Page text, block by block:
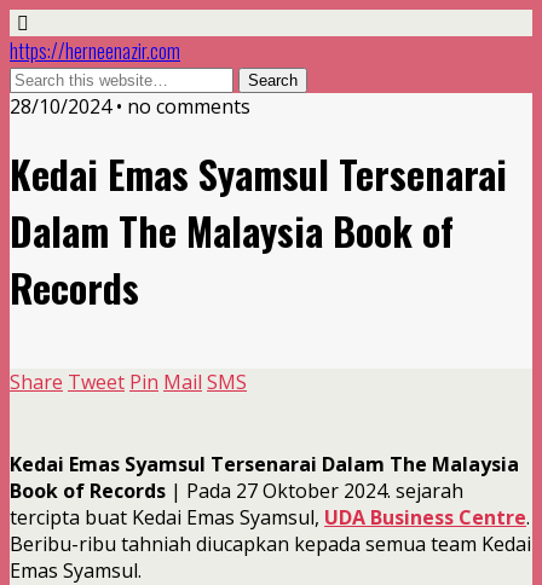
https://herneenazir.com
28/10/2024 • no comments
Kedai Emas Syamsul Tersenarai
Dalam The Malaysia Book of
Records
Share Tweet Pin Mail SMS
Kedai Emas Syamsul Tersenarai Dalam The Malaysia
Book of Records | Pada 27 Oktober 2024. sejarah
tercipta buat Kedai Emas Syamsul, UDA Business Centre.
Beribu-ribu tahniah diucapkan kepada semua team Kedai
Emas Syamsul.